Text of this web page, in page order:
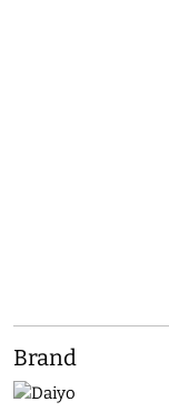
Brand